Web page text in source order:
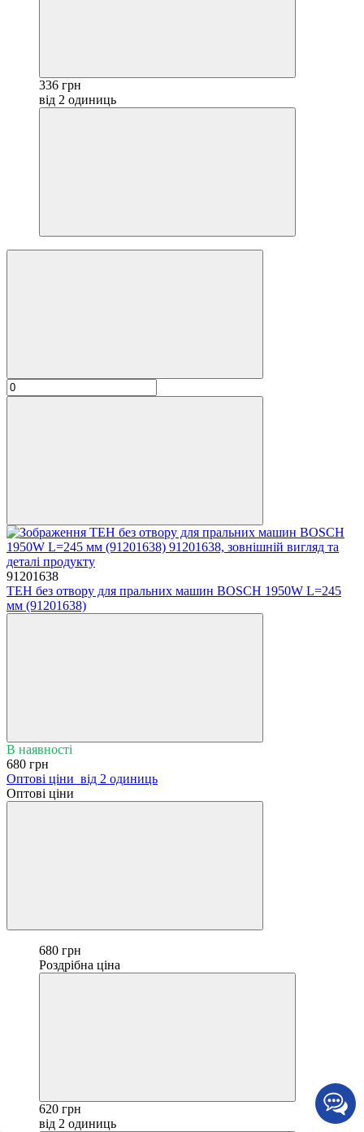
336 грн
від 2 одиниць
91201638
ТЕН без отвору для пральних машин BOSCH 1950W L=245
мм (91201638)
В наявності
680 грн
Оптові ціни від 2 одиниць
Оптові ціни
680 грн
Роздрібна ціна
620 грн
від 2 одиниць